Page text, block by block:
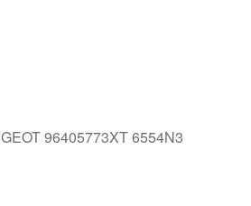
96405773XT 6554N3